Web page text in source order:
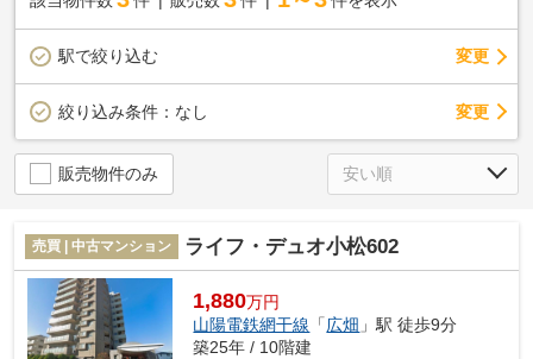
駅で絞り込む 変更
絞り込み条件： なし 変更
販売物件のみ
売買 | 中古マンション ライフ・デュオ小松602
1,880万円
山陽電鉄網干線 「広畑 」駅 徒歩9分
築25年 / 10階建